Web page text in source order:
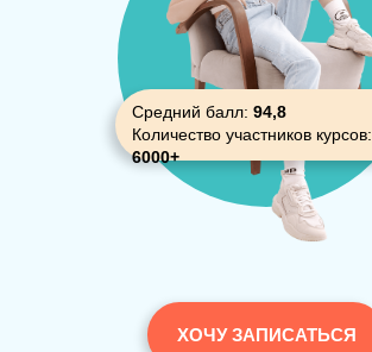
Средний балл: 94,8
Количество участников курсов:
6000+
ХОЧУ ЗАПИСАТЬСЯ